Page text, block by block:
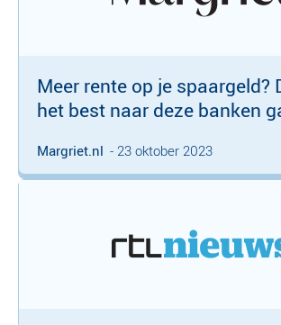
Meer rente op je spaargeld?
het best naar deze banken
Margriet.nl - 23 oktober 2023